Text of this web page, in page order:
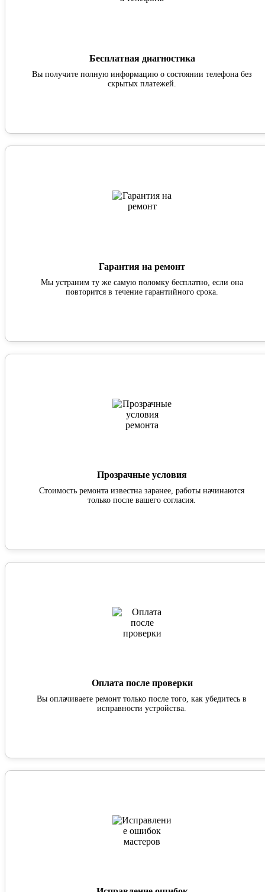
Бесплатная диагностика
Вы получите полную информацию о состоянии телефона без
скрытых платежей.
Гарантия на ремонт
Мы устраним ту же самую поломку бесплатно, если она
повторится в течение гарантийного срока.
Прозрачные условия
Стоимость ремонта известна заранее, работы начинаются
только после вашего согласия.
Оплата после проверки
Вы оплачиваете ремонт только после того, как убедитесь в
исправности устройства.